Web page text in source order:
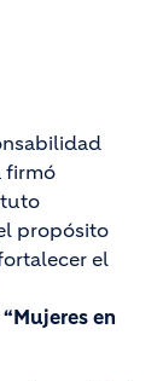
firmó
propósito
el
“Mujeres en